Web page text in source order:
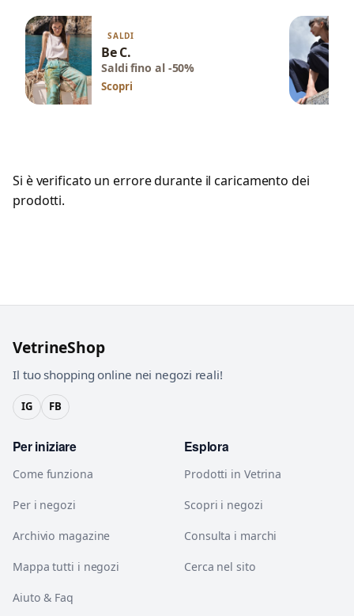
SALDI
Be C.
Saldi fino al -50%
Scopri
Si è verificato un errore durante il caricamento dei
prodotti.
VetrineShop
Il tuo shopping online nei negozi reali!
IG FB
Per iniziare
Come funziona
Per i negozi
Archivio magazine
Mappa tutti i negozi
Aiuto & Faq
Esplora
Prodotti in Vetrina
Scopri i negozi
Consulta i marchi
Cerca nel sito